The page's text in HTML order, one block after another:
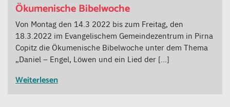
Ökumenische Bibelwoche
Von Montag den 14.3 2022 bis zum Freitag, den
18.3.2022 im Evangelischem Gemeindezentrum in Pirna
Copitz die Ökumenische Bibelwoche unter dem Thema
„Daniel – Engel, Löwen und ein Lied der […]
Weiterlesen